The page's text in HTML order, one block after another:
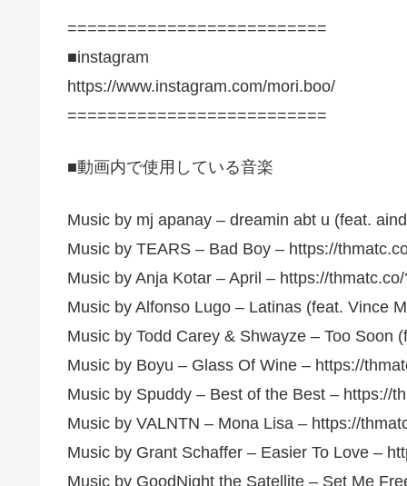
==========================
■instagram
https://www.instagram.com/mori.boo/
==========================
■動画内で使用している音楽
Music by mj apanay – dreamin abt u (feat.
Music by TEARS – Bad Boy – https://
Music by Anja Kotar – April – https://
Music by Alfonso Lugo – Latinas (feat. Vince
Music by Todd Carey & Shwayze – Too Soon
Music by Boyu – Glass Of Wine – https://
Music by Spuddy – Best of the Best – https://
Music by VALNTN – Mona Lisa – https://
Music by Grant Schaffer – Easier To Love –
Music by GoodNight the Satellite – Set Me